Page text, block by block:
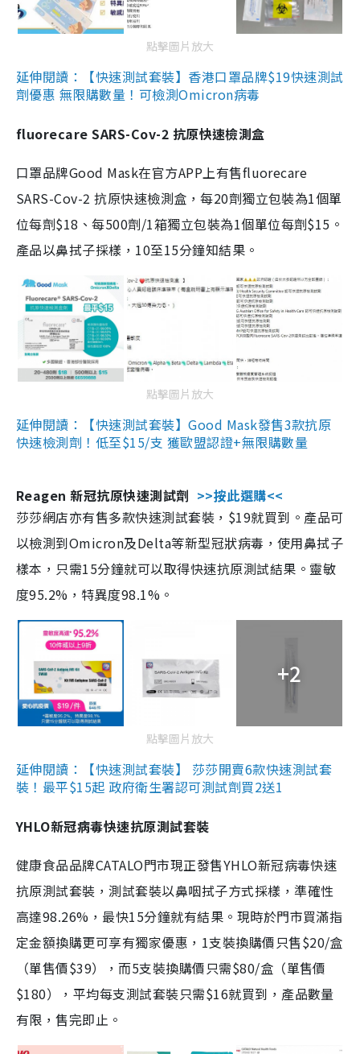
點擊圖片放大
延伸閱讀：【快速測試套裝】香港口罩品牌$19快速測試
劑優惠 無限購數量！可檢測Omicron病毒
fluorecare SARS-Cov-2 抗原快速檢測盒
口罩品牌Good Mask在官方APP上有售fluorecare
SARS-Cov-2 抗原快速檢測盒，每20劑獨立包裝為1個單
位每劑$18、每500劑/1箱獨立包裝為1個單位每劑$15。
產品以鼻拭子採樣，10至15分鐘知結果。
點擊圖片放大
延伸閱讀：【快速測試套裝】Good Mask發售3款抗原
快速檢測劑！低至$15/支 獲歐盟認證+無限購數量
Reagen 新冠抗原快速測試劑 >>按此選購<<
莎莎網店亦有售多款快速測試套裝，$19就買到。產品可
以檢測到Omicron及Delta等新型冠狀病毒，使用鼻拭子
樣本，只需15分鐘就可以取得快速抗原測試結果。靈敏
度95.2%，特異度98.1%。
+2
點擊圖片放大
延伸閱讀：【快速測試套裝】 莎莎開賣6款快速測試套
裝！最平$15起 政府衛生署認可測試劑買2送1
YHLO新冠病毒快速抗原測試套裝
健康食品品牌CATALO門市現正發售YHLO新冠病毒快速
抗原測試套裝，測試套裝以鼻咽拭子方式採樣，準確性
高達98.26%，最快15分鐘就有結果。現時於門市買滿指
定金額換購更可享有獨家優惠，1支裝換購價只售$20/盒
（單售價$39），而5支裝換購價只需$80/盒（單售價
$180），平均每支測試套裝只需$16就買到，產品數量
有限，售完即止。